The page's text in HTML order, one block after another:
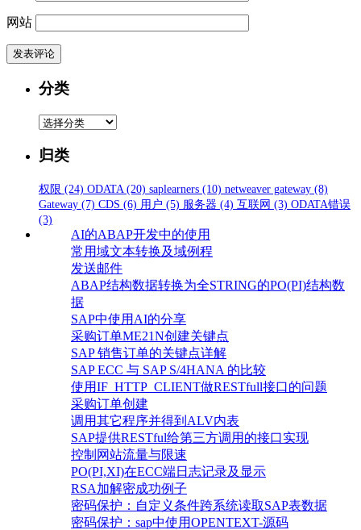
网站
分类
分
归类
权限 (24) ODATA (20) saplearners (10) netweaver gateway (8)
Gateway (7) CDS (6) 用户 (5) 服务器 (4) 互联网 (3) ODATA错误
(3)
AI的ABAP开发中的使用
常用域文本转换及域例程
发送邮件
ABAP结构数据转换为全STRING的PO(PI)结构数
据
SAP中使用AI的分享
采购订单ME21N创建关键点
SAP 销售订单的关键点详解
SAP ECC 与 SAP S/4HANA 的比较
使用IF_HTTP_CLIENT做RESTfull接口的问题
采购订单创建
调用其它程序并得到ALV内表
SAP提供RESTful给第三方调用的接口实现
控制网站流量与限速
PO(PI,XI)在ECC端日志记录及显示
RSA加解密成功例子
密码保护：自定义条件跨系统读取SAP表数据
密码保护：sap中使用OPENTEXT-源码